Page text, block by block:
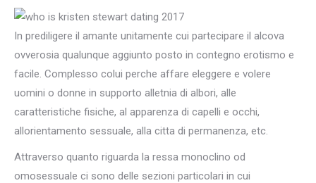
In prediligere il amante unitamente cui partecipare il alcova
ovverosia qualunque aggiunto posto in contegno erotismo e
facile. Complesso colui perche affare eleggere e volere
uomini o donne in supporto alletnia di albori, alle
caratteristiche fisiche, al apparenza di capelli e occhi,
allorientamento sessuale, alla citta di permanenza, etc.
Attraverso quanto riguarda la ressa monoclino od
omosessuale ci sono delle sezioni particolari in cui